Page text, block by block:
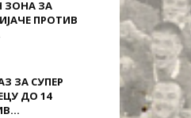
ЗОНА ЗА
ПРОТИВ
ЗА СУПЕР
ДО 14